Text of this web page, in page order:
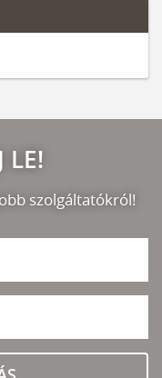
LE!
szolgáltatókról!